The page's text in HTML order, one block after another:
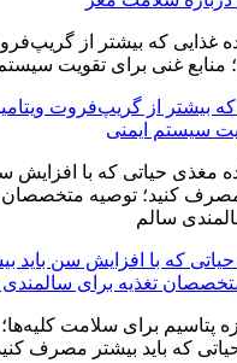
سیستم ایمنی
حیاتی که با افزایش سن
تغذیه برای